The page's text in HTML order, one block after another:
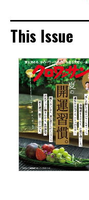
This Issue